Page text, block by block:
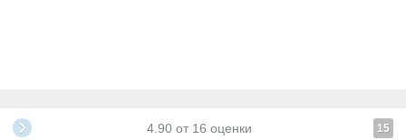
4.90 от 16 оценки 15